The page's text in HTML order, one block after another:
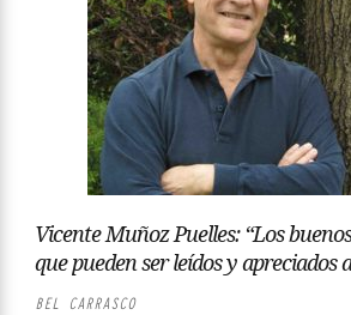
Vicente Muñoz Puelles: “Los
que pueden ser leídos y apreciados
BEL CARRASCO